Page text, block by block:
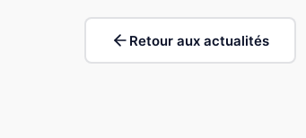
Retour aux actualités